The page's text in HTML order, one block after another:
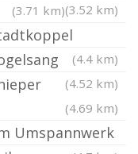
(3.52 km)
(3.71 km)
(4.4 km)
(4.52 km)
(4.69 km)
Umspannwerk